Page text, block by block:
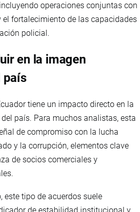
operaciones conjuntas con
fortalecimiento de las capacidades
policial.
en la imagen
país
tiene un impacto directo en la
país. Para muchos analistas, esta
de compromiso con la lucha
y la corrupción, elementos clave
de socios comerciales y
este tipo de acuerdos suele